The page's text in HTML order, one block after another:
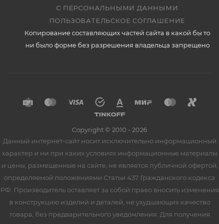
С ПЕРСОНАЛЬНЫМИ ДАННЫМИ
ПОЛЬЗОВАТЕЛЬСКОЕ СОГЛАШЕНИЕ
Копирование составляющих частей сайта в какой бы то
ни было форме без разрешения владельца запрещено
Copyright © 2010 - 2026
Данный интернет-сайт носит исключительно информационный
характер и ни при каких условиях информационные материалы
и цены, размещенные на сайте, не является публичной офертой,
определяемой положениями Статьи 437 Гражданского кодекса
РФ. Производитель оставляет за собой право вносить изменения
в конструкцию изделий и деталей, не ухудшающих качество
товара, без предварительного уведомления. Для получения